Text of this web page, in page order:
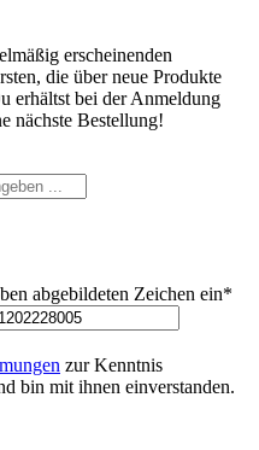
erscheinenden
die über neue Produkte
erhältst bei der Anmeldung
nächste Bestellung!
abgebildeten Zeichen ein*
zur Kenntnis
bin mit ihnen einverstanden.